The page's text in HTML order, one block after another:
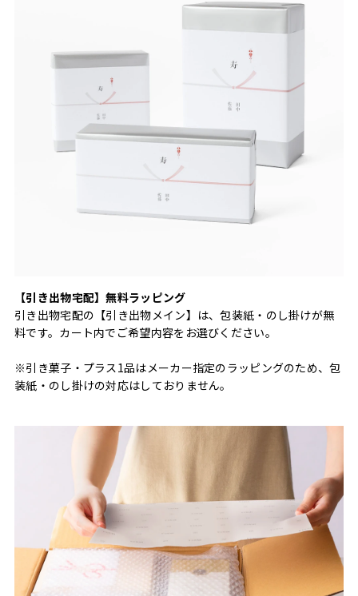
【引き出物宅配】無料ラッピング
引き出物宅配の【引き出物メイン】は、包装紙・のし掛けが無
料です。カート内でご希望内容をお選びください。
※引き菓子・プラス1品はメーカー指定のラッピングのため、包
装紙・のし掛けの対応はしておりません。